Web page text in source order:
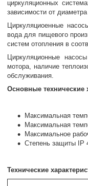
циркуляционных
зависимости от
Циркуляциоенные
вода для пищевого
систем отопления в
Циркуляционные
мотора, наличие
обслуживания.
Основные технические
Максимальная
Максимальная
Максимальное
Степень защиты IP
Технические